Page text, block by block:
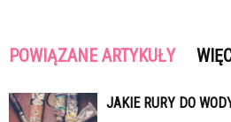
POWIĄZANE ARTYKUŁY
JAKIE RURY DO